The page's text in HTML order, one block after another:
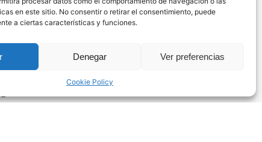
en este sitio. No consentir o retirar el consentimiento, puede
a ciertas características y funciones.
Denegar Ver preferencias
Cookie Policy